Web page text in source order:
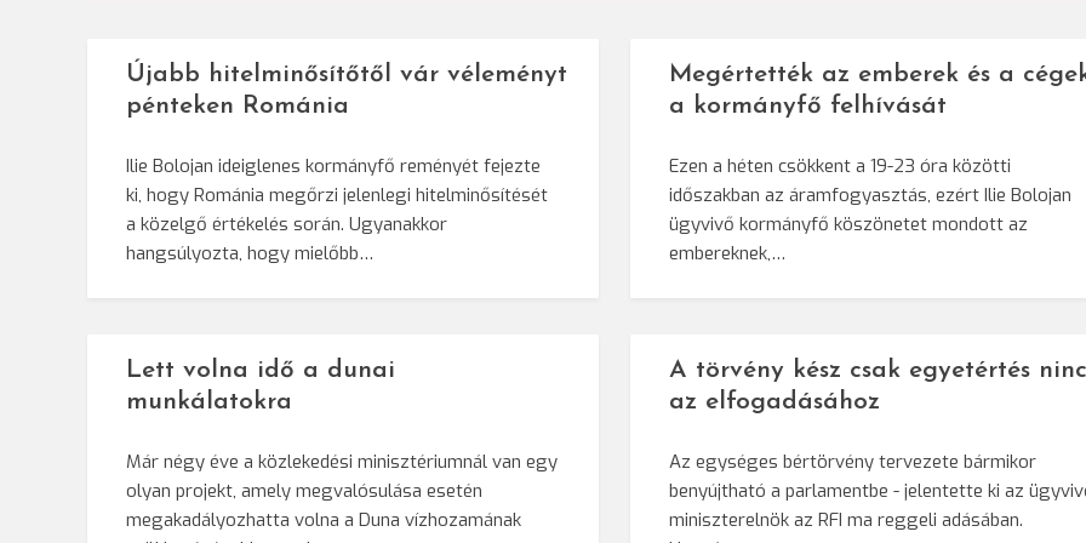
Újabb hitelminősítőtől vár véleményt
pénteken Románia
Ilie Bolojan ideiglenes kormányfő reményét fejezte
ki, hogy Románia megőrzi jelenlegi hitelminősítését
a közelgő értékelés során. Ugyanakkor
hangsúlyozta, hogy mielőbb…
Megértették az emberek és a
a kormányfő felhívását
Ezen a héten csökkent a 19-23 óra közötti
időszakban az áramfogyasztás, ezért Ilie Bolojan
ügyvivő kormányfő köszönetet mondott az
embereknek,…
Lett volna idő a dunai
munkálatokra
Már négy éve a közlekedési minisztériumnál van egy
olyan projekt, amely megvalósulása esetén
megakadályozhatta volna a Duna vízhozamának
A törvény kész csak egyetértés
az elfogadásához
Az egységes bértörvény tervezete bármikor
benyújtható a parlamentbe - jelentette ki az
miniszterelnök az RFI ma reggeli adásában.